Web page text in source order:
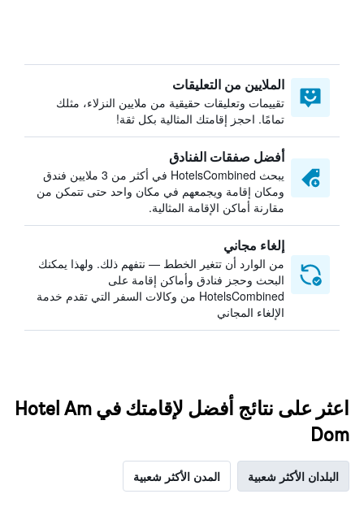
الملايين من التعليقات
تقييمات وتعليقات حقيقية من ملايين النزلاء، مثلك
تمامًا. احجز إقامتك المثالية بكل ثقة!
أفضل صفقات الفنادق
يبحث HotelsCombined في أكثر من 3 ملايين فندق
ومكان إقامة ويجمعهم في مكان واحد حتى تتمكن من
مقارنة أماكن الإقامة المثالية.
إلغاء مجاني
من الوارد أن تتغير الخطط — نتفهم ذلك. ولهذا يمكنك
البحث وحجز فنادق وأماكن إقامة على
HotelsCombined من وكالات السفر التي تقدم خدمة
الإلغاء المجاني
اعثر على نتائج أفضل لإقامتك في Hotel Am
Dom
البلدان الأكثر شعبية المدن الأكثر شعبية